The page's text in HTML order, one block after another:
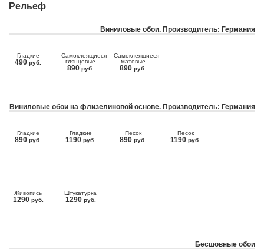
Рельеф
Виниловые обои. Производитель: Германия
Гладкие
490 руб.
Самоклеящиеся
глянцевые
890 руб.
Самоклеящиеся
матовые
890 руб.
Виниловые обои на флизелиновой основе. Производитель: Германия
Гладкие
890 руб.
Гладкие
1190 руб.
Песок
890 руб.
Песок
1190 руб.
Живопись
1290 руб.
Штукатурка
1290 руб.
Бесшовные обои